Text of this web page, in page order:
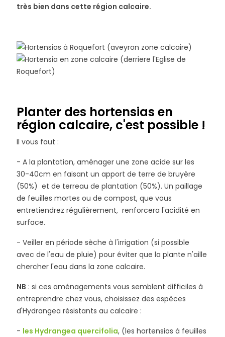
très bien dans cette région calcaire.
Planter des hortensias en
région calcaire, c'est possible !
Il vous faut :
- A la plantation, aménager une zone acide sur les
30-40cm en faisant un apport de terre de bruyère
(50%) et de terreau de plantation (50%). Un paillage
de feuilles mortes ou de compost, que vous
entretiendrez régulièrement, renforcera l'acidité en
surface.
- Veiller en période sèche à l'irrigation (si possible
avec de l'eau de pluie) pour éviter que la plante n'aille
chercher l'eau dans la zone calcaire.
NB : si ces aménagements vous semblent difficiles à
entreprendre chez vous, choisissez des espèces
d'Hydrangea résistants au calcaire :
- les Hydrangea quercifolia, (les hortensias à feuilles